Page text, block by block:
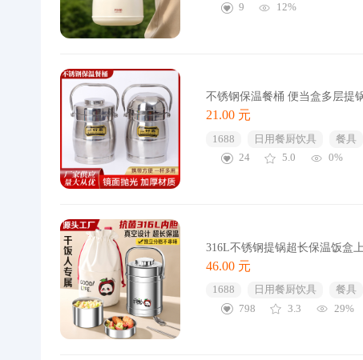
9
12%
不锈钢保温餐桶 便当盒多层提
21.00 元
1688 日用餐厨饮具 餐具
24
5.0 0%
316L不锈钢提锅超长保温饭盒
46.00 元
1688 日用餐厨饮具 餐具
798
3.3 29%